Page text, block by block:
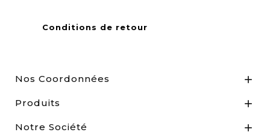
Conditions de retour
Nos Coordonnées 
Produits 
Notre Société 